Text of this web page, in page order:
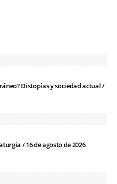
Distopías y sociedad actual /
/ 16 de agosto de 2026